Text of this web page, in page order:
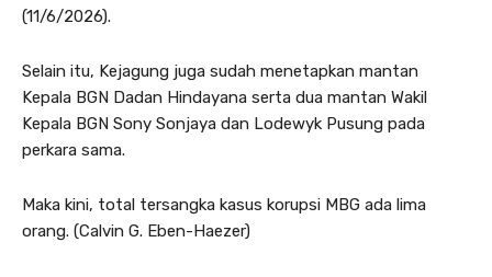
(11/6/2026).
Selain itu, Kejagung juga sudah menetapkan mantan
Kepala BGN Dadan Hindayana serta dua mantan Wakil
Kepala BGN Sony Sonjaya dan Lodewyk Pusung pada
perkara sama.
Maka kini, total tersangka kasus korupsi MBG ada lima
orang. (Calvin G. Eben-Haezer)